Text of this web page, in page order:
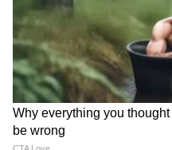
पिकतात आणि जास्त
काळे डाग नाहीत ना, हे